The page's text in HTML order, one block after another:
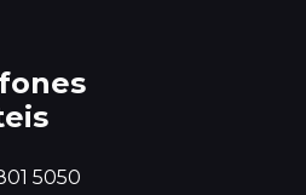
5050